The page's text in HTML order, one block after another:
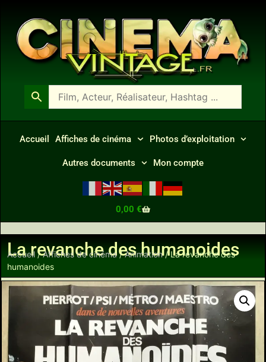
Accueil Affiches de cinéma Photos d’exploitation
Autres documents Mon compte
0,00 €
La revanche des humanoides
Accueil /Affiches de cinéma/Animation/ La revanche des
humanoides